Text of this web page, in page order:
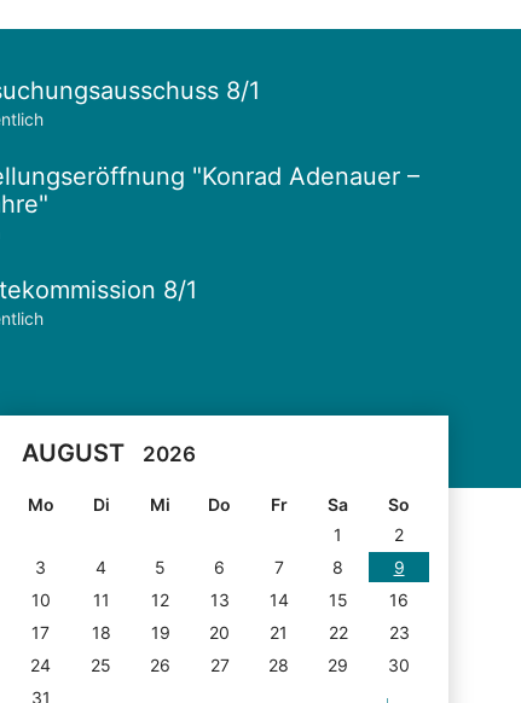
8/1
"Konrad Adenauer –
8/1
AUGUST 2026
Mo Di Mi Do Fr Sa
So
1
2
3
4 5 6 7 8
9
10
11 12 13 14 15
16
17
18 19 20 21 22
23
24
25 26 27 28 29
30
31